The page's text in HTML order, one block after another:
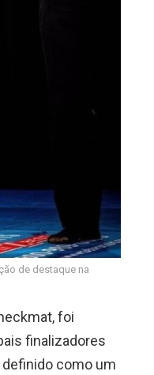
de destaque na
foi
finalizadores
definido como um